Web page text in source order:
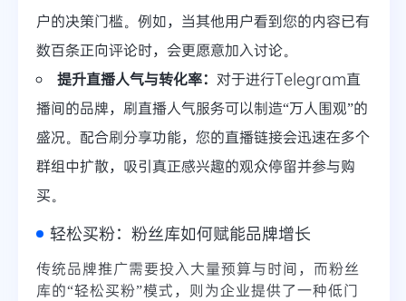
户的决策门槛。例如，当其他用户看到您的内容已有
数百条正向评论时，会更愿意加入讨论。
提升直播人气与转化率： 对于进行Telegram直
播间的品牌，刷直播人气服务可以制造“万人围观”的
盛况。配合刷分享功能，您的直播链接会迅速在多个
群组中扩散，吸引真正感兴趣的观众停留并参与购
买。
轻松买粉：粉丝库如何赋能品牌增长
传统品牌推广需要投入大量预算与时间，而粉丝
库的“轻松买粉”模式，则为企业提供了一种低门